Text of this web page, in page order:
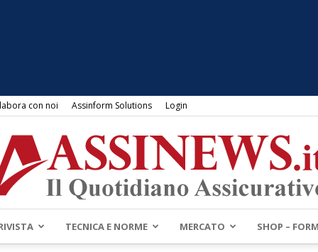
con noi Assinform Solutions Login
Assinews.it
TECNICA E NORME MERCATO SHOP –